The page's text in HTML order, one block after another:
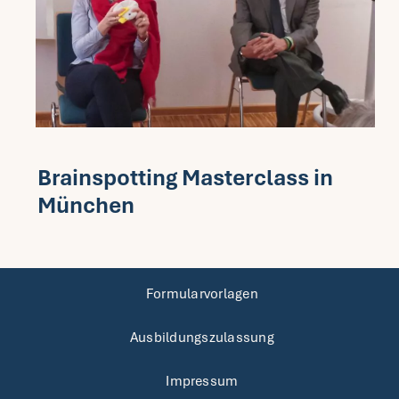
Brainspotting Masterclass in
München
Formularvorlagen
Ausbildungszulassung
Impressum